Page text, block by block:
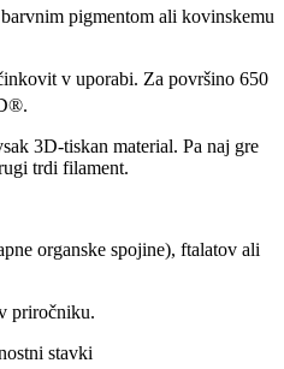
pigmentom ali kovinskemu
v uporabi. Za površino 650
3D-tiskan material. Pa naj gre
trdi filament.
organske spojine), ftalatov ali
priročniku.
stavki